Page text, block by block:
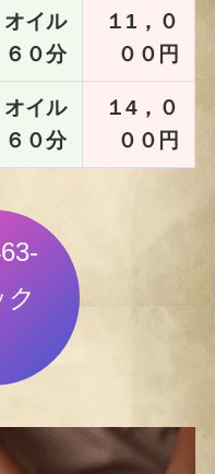
イル
０分
１1，０
００円
イル
０分
１4，０
００円